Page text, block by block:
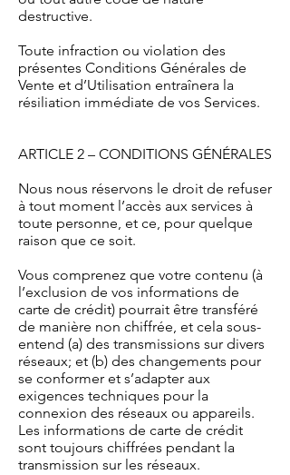
destructive.
Toute infraction ou violation des
présentes Conditions Générales de
Vente et d’Utilisation entraînera la
résiliation immédiate de vos Services.
ARTICLE 2 – CONDITIONS GÉNÉRALES
Nous nous réservons le droit de refuser
à tout moment l’accès aux services à
toute personne, et ce, pour quelque
raison que ce soit.
Vous comprenez que votre contenu (à
l’exclusion de vos informations de
carte de crédit) pourrait être transféré
de manière non chiffrée, et cela sous-
entend (a) des transmissions sur divers
réseaux; et (b) des changements pour
se conformer et s’adapter aux
exigences techniques pour la
connexion des réseaux ou appareils.
Les informations de carte de crédit
sont toujours chiffrées pendant la
transmission sur les réseaux.